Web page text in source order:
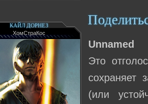
КАЙЛ ДОРНЕЗ
ХомСтраКос
Unnamed
Это
сохраняет
(или